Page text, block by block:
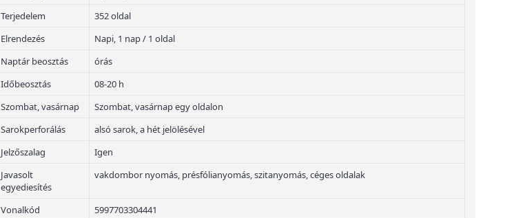
Terjedelem
352 oldal
Elrendezés
Napi, 1 nap / 1 oldal
Naptár beosztás
órás
Időbeosztás
08-20 h
Szombat, vasárnap
Szombat, vasárnap egy oldalon
Sarokperforálás
alsó sarok, a hét jelölésével
Jelzőszalag
Igen
Javasolt
egyediesítés
vakdombor nyomás, présfólianyomás, szitanyomás, céges oldalak
Vonalkód 5997703304441